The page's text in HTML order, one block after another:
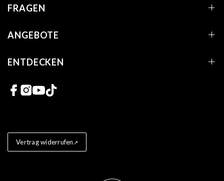
FRAGEN
ANGEBOTE
ENTDECKEN
Links zu sozialen Netzwerken
Vertrag widerrufen